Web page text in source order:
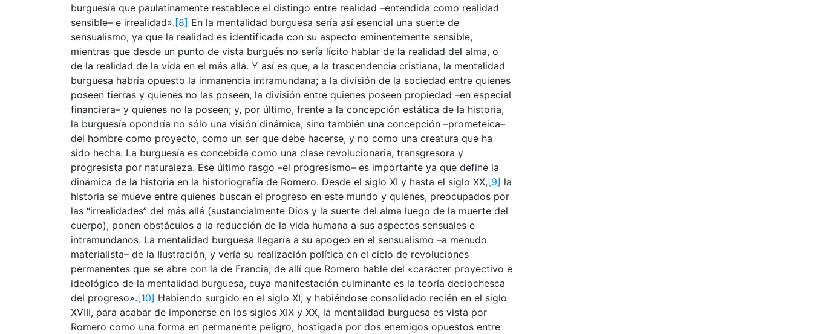
burguesía que paulatinamente restablece el distingo entre realidad –entendida como realidad
sensible– e irrealidad».[8] En la mentalidad burguesa sería así esencial una suerte de
sensualismo, ya que la realidad es identificada con su aspecto eminentemente sensible,
mientras que desde un punto de vista burgués no sería lícito hablar de la realidad del alma, o
de la realidad de la vida en el más allá. Y así es que, a la trascendencia cristiana, la mentalidad
burguesa habría opuesto la inmanencia intramundana; a la división de la sociedad entre quienes
poseen tierras y quienes no las poseen, la división entre quienes poseen propiedad –en especial
financiera– y quienes no la poseen; y, por último, frente a la concepción estática de la historia,
la burguesía opondría no sólo una visión dinámica, sino también una concepción –prometeica–
del hombre como proyecto, como un ser que debe hacerse, y no como una creatura que ha
sido hecha. La burguesía es concebida como una clase revolucionaria, transgresora y
progresista por naturaleza. Ese último rasgo –el progresismo– es importante ya que define la
dinámica de la historia en la historiografía de Romero. Desde el siglo XI y hasta el siglo XX,[9] la
historia se mueve entre quienes buscan el progreso en este mundo y quienes, preocupados por
las “irrealidades” del más allá (sustancialmente Dios y la suerte del alma luego de la muerte del
cuerpo), ponen obstáculos a la reducción de la vida humana a sus aspectos sensuales e
intramundanos. La mentalidad burguesa llegaría a su apogeo en el sensualismo –a menudo
materialista– de la Ilustración, y vería su realización política en el ciclo de revoluciones
permanentes que se abre con la de Francia; de allí que Romero hable del «carácter proyectivo e
ideológico de la mentalidad burguesa, cuya manifestación culminante es la teoría deciochesca
del progreso».[10] Habiendo surgido en el siglo XI, y habiéndose consolidado recién en el siglo
XVIII, para acabar de imponerse en los siglos XIX y XX, la mentalidad burguesa es vista por
Romero como una forma en permanente peligro, hostigada por dos enemigos opuestos entre